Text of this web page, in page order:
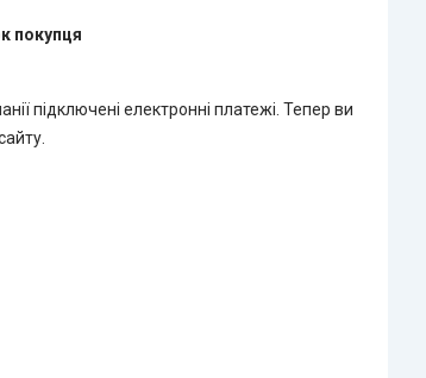
покупця
підключені електронні платежі. Тепер ви